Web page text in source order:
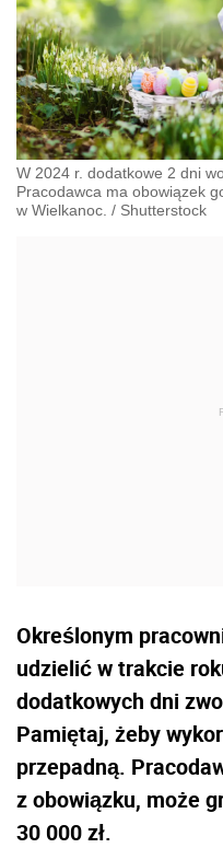
W 2024 r. dodatkowe 2 dni
Pracodawca ma obowiązek
w Wielkanoc. / Shutterstock
Określonym
udzielić w trakcie
dodatkowych dni
Pamiętaj, żeby
przepadną.
z obowiązku, może
30 000 zł.